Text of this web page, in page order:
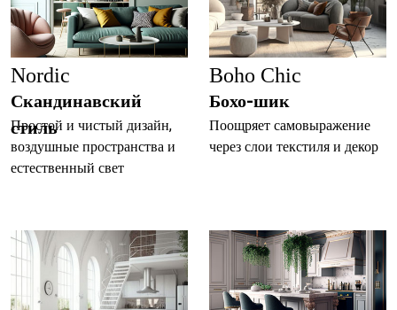
Nordic
Скандинавский
стиль
Простой и чистый дизайн,
воздушные пространства и
естественный свет
Boho Chic
Бохо-шик
Поощряет самовыражение
через слои текстиля и декор